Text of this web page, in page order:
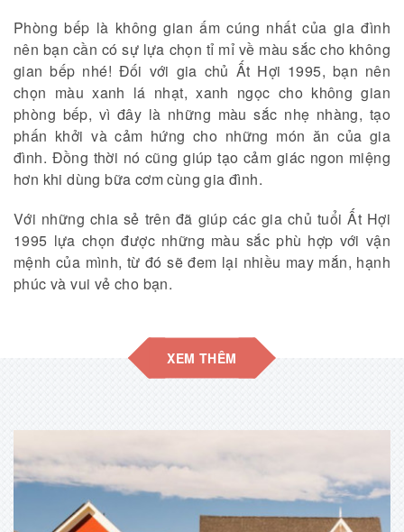
Phòng bếp là không gian ấm cúng nhất của gia đình
nên bạn cần có sự lựa chọn tỉ mỉ về màu sắc cho không
gian bếp nhé! Đối với gia chủ Ất Hợi 1995, bạn nên
chọn màu xanh lá nhạt, xanh ngọc cho không gian
phòng bếp, vì đây là những màu sắc nhẹ nhàng, tạo
phấn khởi và cảm hứng cho những món ăn của gia
đình. Đồng thời nó cũng giúp tạo cảm giác ngon miệng
hơn khi dùng bữa cơm cùng gia đình.
Với những chia sẻ trên đã giúp các gia chủ tuổi Ất Hợi
1995 lựa chọn được những màu sắc phù hợp với vận
mệnh của mình, từ đó sẽ đem lại nhiều may mắn, hạnh
phúc và vui vẻ cho bạn.
XEM THÊM